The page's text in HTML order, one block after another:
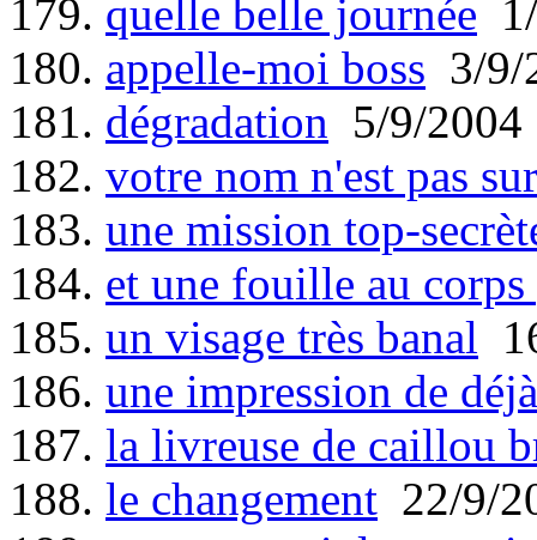
179. quelle belle journée
180. appelle-moi boss 3/9/
181. dégradation 5/9/2004
182. votre nom n'est pas
183. une mission top-
184. et une fouille au
185. un visage très banal
186. une impression de
187. la livreuse de caillou
188. le changement 22/9/